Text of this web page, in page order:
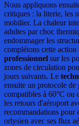
Nous appliquons
critiques : la literie, les
mobilier. La chaleur
adultes par choc
endommager les
complétons cette
professionnel sur les
zones de circulation
jours suivants. Le
ensuite un protocole de
compatibles à 60°C ou
les retours d'aéroport
recommandations pour
orlysien avec ses flux